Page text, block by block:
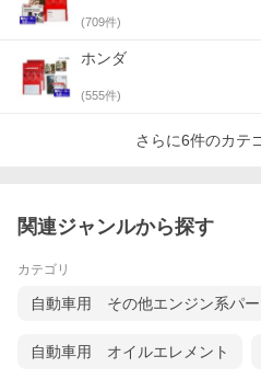
(709件)
ホンダ
(555件)
さらに6件のカテ
関連ジャンルから探す
カテゴリ
自動車用 その他エンジン系パ
自動車用 オイルエレメント